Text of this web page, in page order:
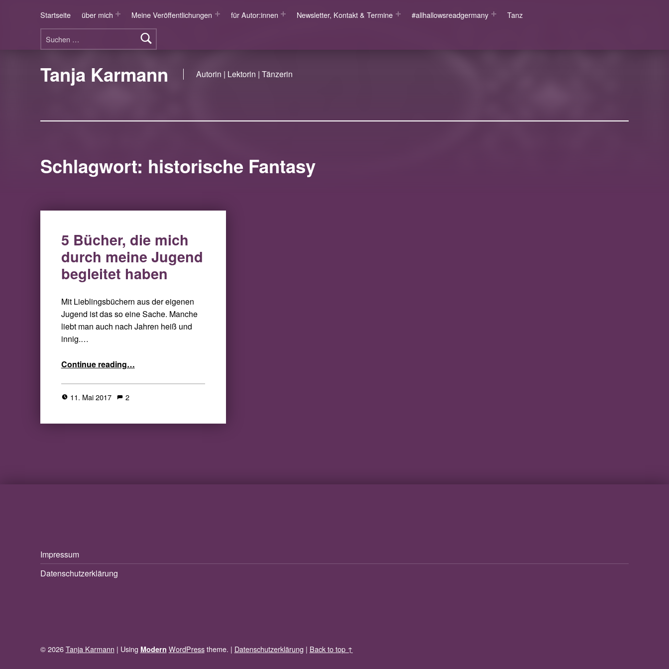
Suchen nach:
Startseite über mich Meine Veröffentlichungen für Autor:innen Newsletter, Kontakt & Termine #allhallowsreadgermany Tanz
Tanja Karmann Autorin | Lektorin | Tänzerin
Schlagwort: historische Fantasy
5 Bücher, die mich
durch meine Jugend
begleitet haben
Mit Lieblingsbüchern aus der eigenen
Jugend ist das so eine Sache. Manche
liebt man auch nach Jahren heiß und
innig.…
Continue reading“5 Bücher, die mich durch meine Jugend begleitet haben”
…
11. Mai 2017 2
Impressum
Datenschutzerklärung
© 2026Tanja Karmann | Using Modern WordPresstheme. | Datenschutzerklärung | Back to top ↑